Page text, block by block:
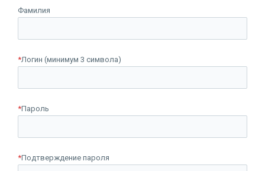
Фамилия
*Логин (минимум 3 символа)
*Пароль
*Подтверждение пароля